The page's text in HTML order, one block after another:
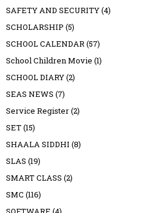
SAFETY AND SECURITY(4)
SCHOLARSHIP (5)
SCHOOL CALENDAR(57)
School Children Movie (1)
SCHOOL DIARY(2)
SEAS NEWS (7)
Service Register(2)
SET(15)
SHAALA SIDDHI (8)
SLAS (19)
SMART CLASS (2)
SMC (116)